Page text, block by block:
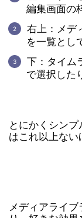
編集画面の
右上：メデ
を一覧とし
下：タイム
で選択した
とにかくシン
はこれ以上ない
メディアライ